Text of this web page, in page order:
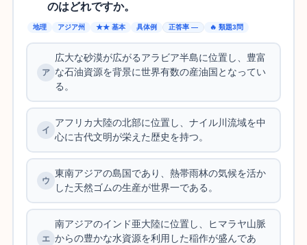
のはどれですか。
地理 アジア州 ★★ 基本 具体例 正答率 — 🔥 類題3問
広大な砂漠が広がるアラビア半島に位置し、豊富
な石油資源を背景に世界有数の産油国となってい
る。
アフリカ大陸の北部に位置し、ナイル川流域を中
心に古代文明が栄えた歴史を持つ。
東南アジアの島国であり、熱帯雨林の気候を活か
した天然ゴムの生産が世界一である。
南アジアのインド亜大陸に位置し、ヒマラヤ山脈
からの豊かな水資源を利用した稲作が盛んであ